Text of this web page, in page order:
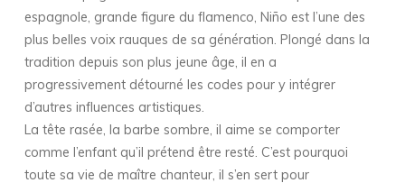
espagnole, grande figure du flamenco, Niño est l’une des
plus belles voix rauques de sa génération. Plongé dans la
tradition depuis son plus jeune âge, il en a
progressivement détourné les codes pour y intégrer
d’autres influences artistiques.
La tête rasée, la barbe sombre, il aime se comporter
comme l’enfant qu’il prétend être resté. C’est pourquoi
toute sa vie de maître chanteur, il s’en sert pour